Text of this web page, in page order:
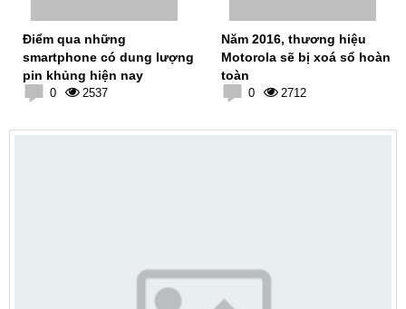
Điểm qua những
smartphone có dung lượng
pin khủng hiện nay
0 2537
Năm 2016, thương hiệu
Motorola sẽ bị xoá sổ hoàn
toàn
0 2712